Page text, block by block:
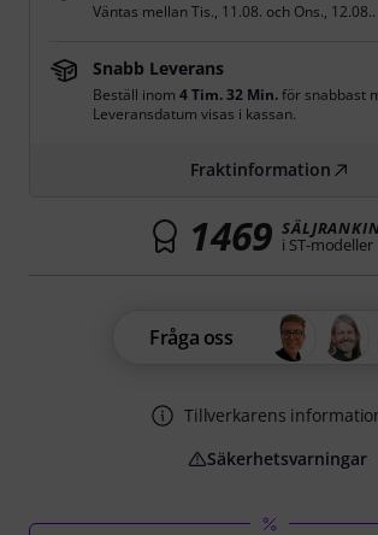
Väntas mellanTis., 11.08. och Ons., 12.08..
Snabb Leverans
Beställ inom 4 Tim. 32 Min.för snabbast
Leveransdatum visas i kassan.
Fraktinformation
1469 i ST-modeller
Fråga oss
Tillverkarens
Säkerhetsvarningar